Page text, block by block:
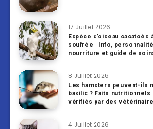
17 Juillet 2026
Espèce d’oiseau cacatoès
soufrée : Info,
nourriture et guide de
8 Juillet 2026
Les hamsters peuvent-ils
basilic ? Faits
vérifiés par des
4 Juillet 2026